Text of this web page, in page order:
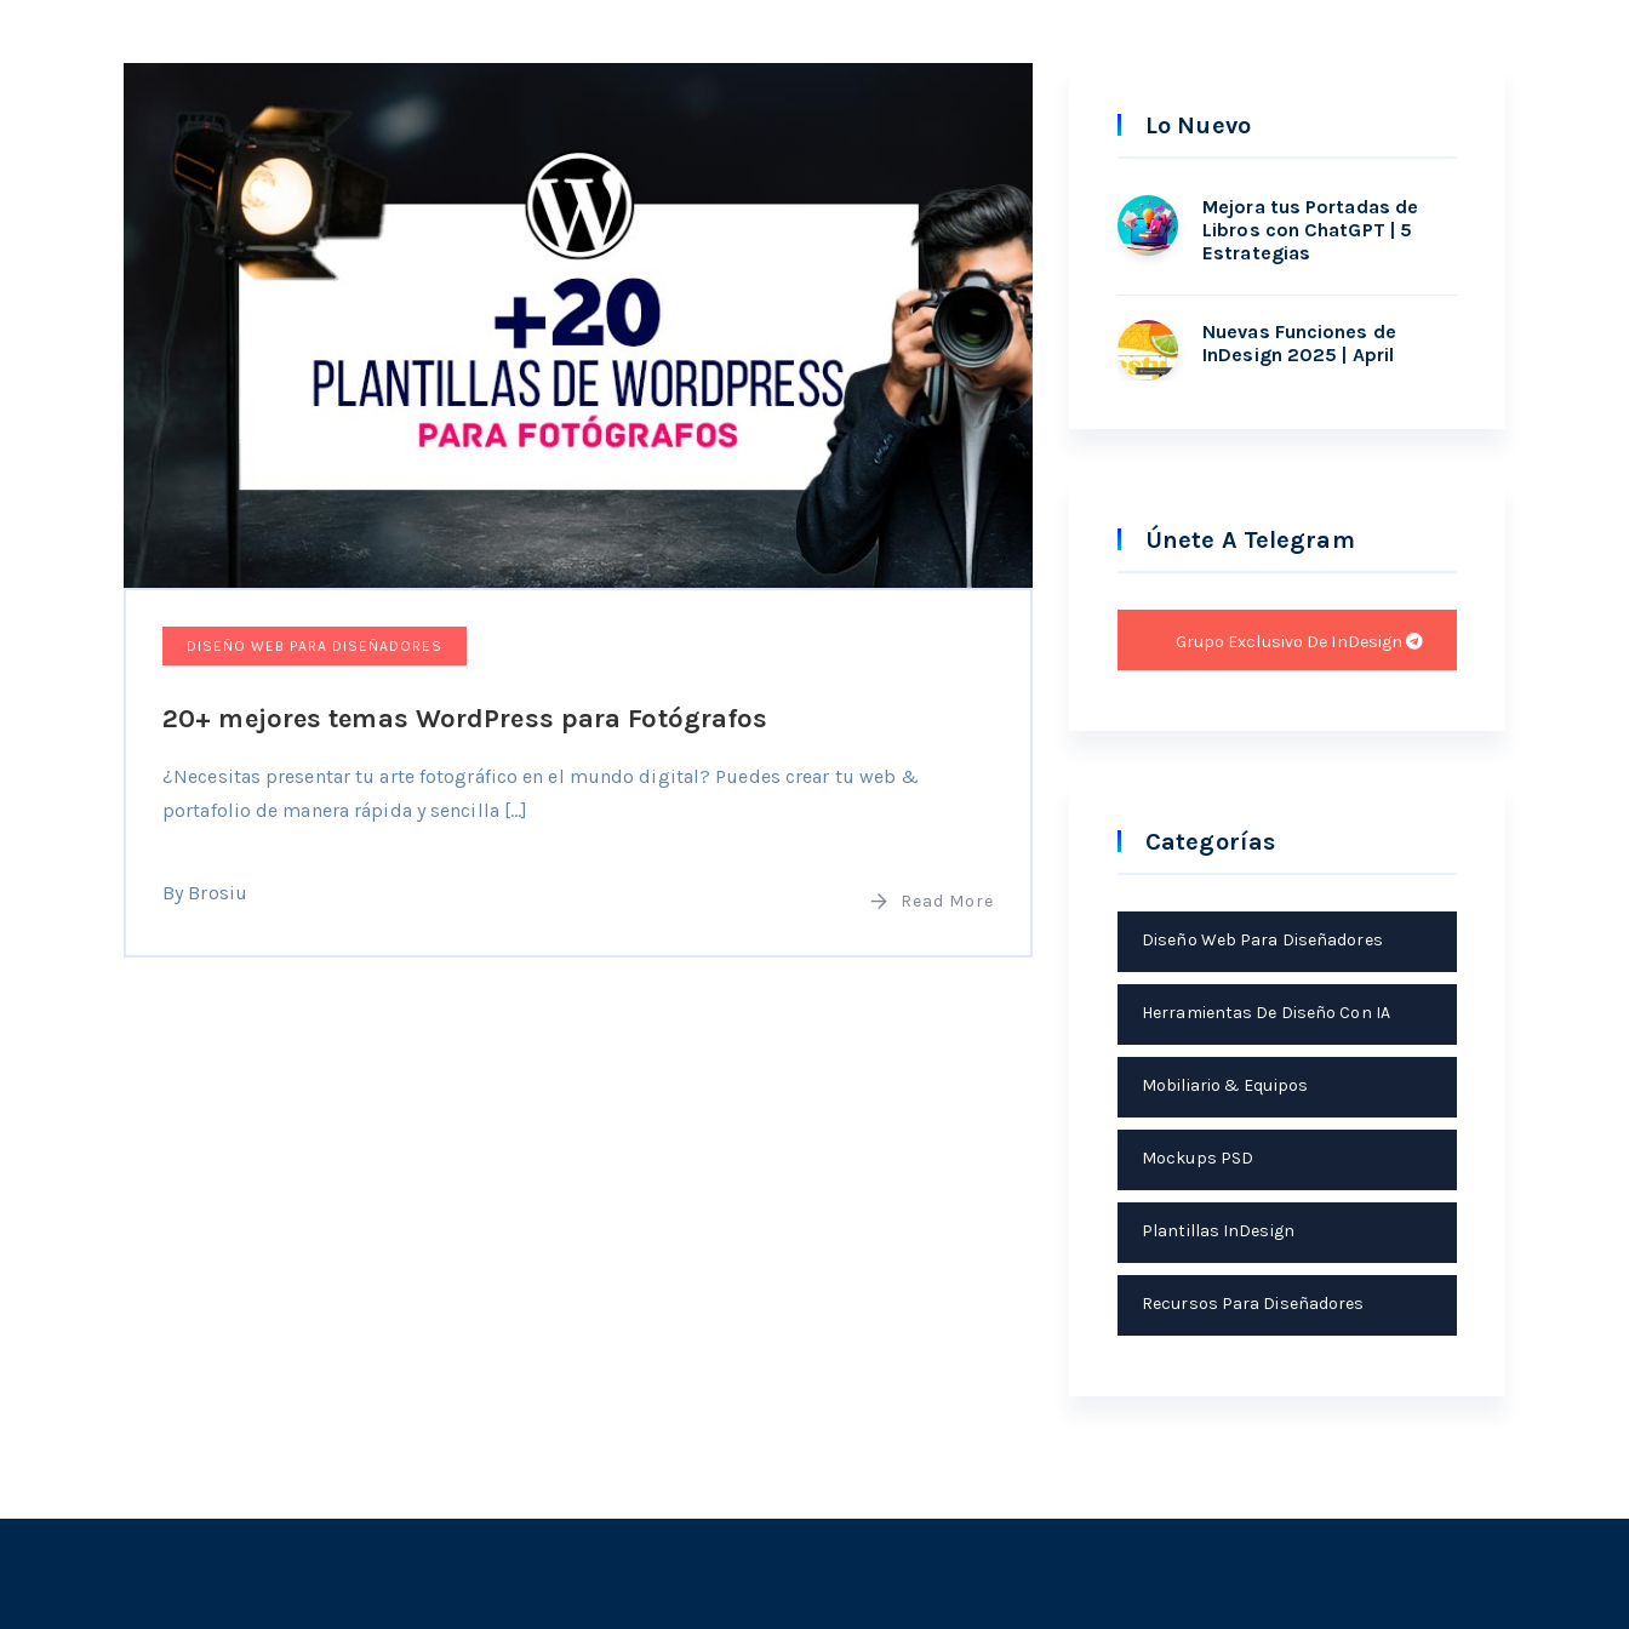
DISEÑO WEB PARA DISEÑADORES
20+ mejores temas WordPress para Fotógrafos
¿Necesitas presentar tu arte fotográfico en el mundo digital? Puedes crear tu web &
portafolio de manera rápida y sencilla […]
By Brosiu Read More
Lo Nuevo
Mejora tus Portadas de
Libros con ChatGPT | 5
Estrategias
Nuevas Funciones de
InDesign 2025 | April
Únete A Telegram
Grupo Exclusivo De InDesign
Categorías
Diseño Web Para Diseñadores
Herramientas De Diseño Con IA
Mobiliario & Equipos
Mockups PSD
Plantillas InDesign
Recursos Para Diseñadores